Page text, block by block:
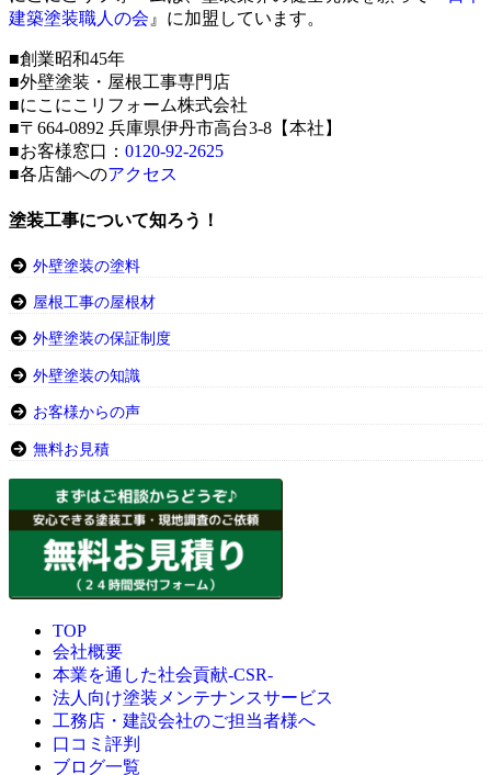
建築塗装職人の会 』に加盟しています。
■創業昭和45年
■外壁塗装・屋根工事専門店
■にこにこリフォーム株式会社
■〒664-0892 兵庫県伊丹市高台3-8【本社】
■お客様窓口： 0120-92-2625
■各店舗へのアクセス
塗装工事について知ろう！
外壁塗装の塗料
屋根工事の屋根材
外壁塗装の保証制度
外壁塗装の知識
お客様からの声
無料お見積
TOP
会社概要
本業を通した社会貢献-CSR-
法人向け塗装メンテナンスサービス
工務店・建設会社のご担当者様へ
口コミ評判
ブログ一覧